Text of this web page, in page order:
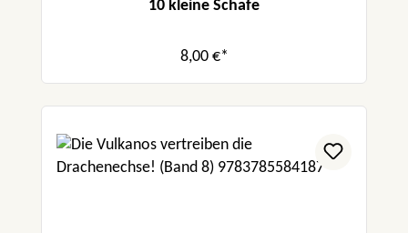
10 kleine Schafe
8,00 €*